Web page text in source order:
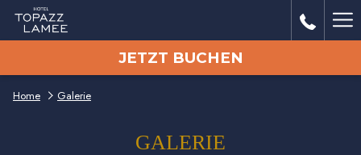
JETZT BUCHEN
Home Galerie
GALERIE